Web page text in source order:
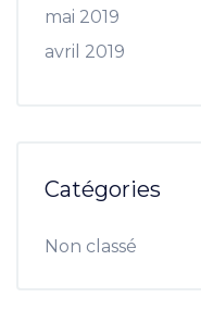
mai 2019
avril 2019
Catégories
Non classé